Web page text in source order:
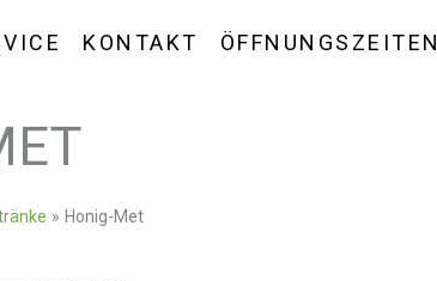
KONTAKT
ÖFFNUNGSZEITEN
Honig-Met